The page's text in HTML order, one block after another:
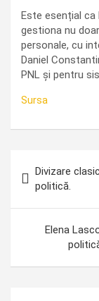
Este esențial
gestiona nu
personale, cu
Daniel
PNL și pentru
Sursa
în
articole
Divizare
politică.
Elena